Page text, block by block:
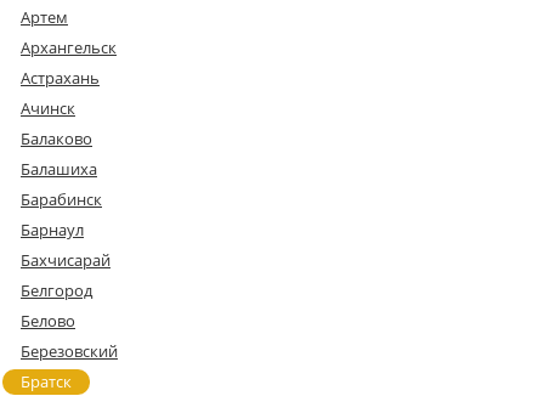
Артем
Архангельск
Астрахань
Ачинск
Балаково
Балашиха
Барабинск
Барнаул
Бахчисарай
Белгород
Белово
Березовский
Братск